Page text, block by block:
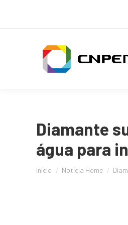
Diamante
água para
Início Notícia Home